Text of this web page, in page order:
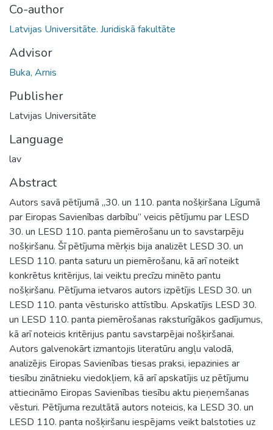
Co-author
Latvijas Universitāte. Juridiskā fakultāte
Advisor
Buka, Arnis
Publisher
Latvijas Universitāte
Language
lav
Abstract
Autors savā pētījumā „30. un 110. panta nošķiršana Līgumā
par Eiropas Savienības darbību” veicis pētījumu par LESD
30. un LESD 110. panta piemērošanu un to savstarpēju
nošķiršanu. Šī pētījuma mērķis bija analizēt LESD 30. un
LESD 110. panta saturu un piemērošanu, kā arī noteikt
konkrētus kritērijus, lai veiktu precīzu minēto pantu
nošķiršanu. Pētījuma ietvaros autors izpētījis LESD 30. un
LESD 110. panta vēsturisko attīstību. Apskatījis LESD 30.
un LESD 110. panta piemērošanas raksturīgākos gadījumus,
kā arī noteicis kritērijus pantu savstarpējai nošķiršanai.
Autors galvenokārt izmantojis literatūru angļu valodā,
analizējis Eiropas Savienības tiesas praksi, iepazinies ar
tiesību zinātnieku viedokļiem, kā arī apskatījis uz pētījumu
attiecināmo Eiropas Savienības tiesību aktu pieņemšanas
vēsturi. Pētījuma rezultātā autors noteicis, ka LESD 30. un
LESD 110. panta nošķiršanu iespējams veikt balstoties uz